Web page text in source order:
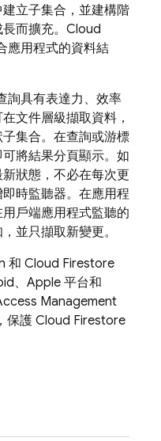
立子集合，並建構階
而擴充。 Cloud
應用程式的資料結
詢具有表達力、效率
文件層級擷取資料，
集合。在查詢或游標
將結果分頁顯示。如
狀態，不必在每次更
時監聽器。在應用程
戶端應用程式監聽的
並只擷取新變更。
和 Cloud Firestore
、Apple 平台和
Management
保護Cloud Firestore